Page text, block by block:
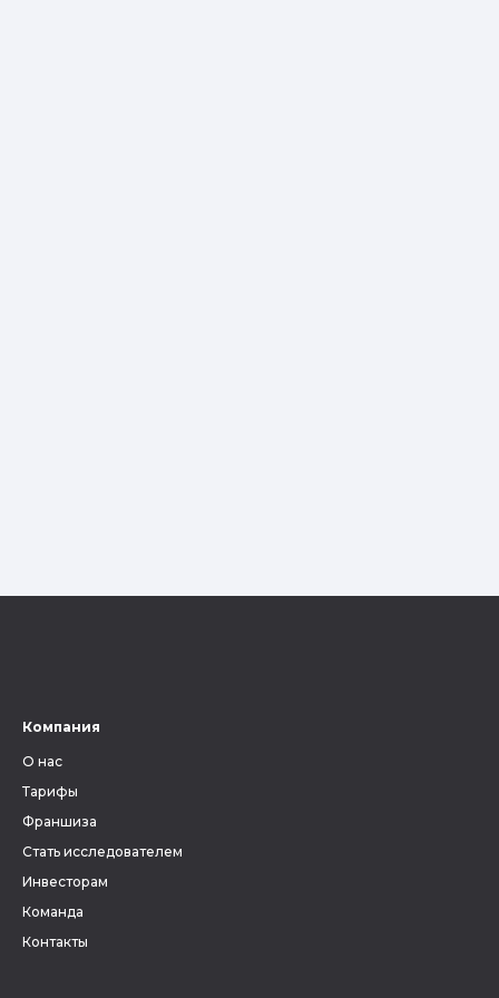
Компания
О нас
Тарифы
Франшиза
Стать исследователем
Инвесторам
Команда
Контакты